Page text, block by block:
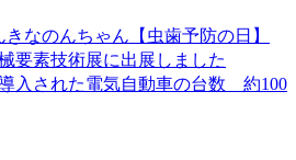
きなのんちゃん【虫歯予防の日】
要素技術展に出展しました
入された電気自動車の台数 約100